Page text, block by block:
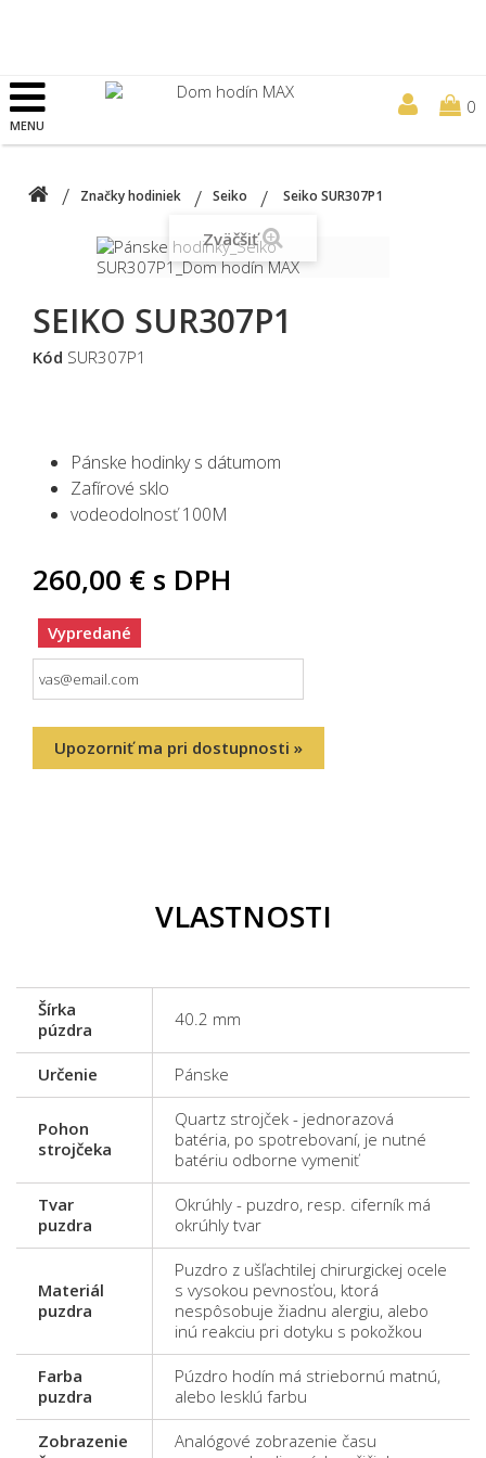
MENU
0
Značky hodiniek Seiko Seiko SUR307P1
Zväčšiť
SEIKO SUR307P1
Kód SUR307P1
Pánske hodinky s dátumom
Zafírové sklo
vodeodolnosť 100M
260,00 € s DPH
Vypredané
Upozorniť ma pri dostupnosti »
VLASTNOSTI
Šírka
púzdra
40.2 mm
Určenie Pánske
Pohon
strojčeka
Quartz strojček - jednorazová
batéria, po spotrebovaní, je nutné
batériu odborne vymeniť
Tvar
puzdra
Okrúhly - puzdro, resp. ciferník má
okrúhly tvar
Materiál
puzdra
Puzdro z ušľachtilej chirurgickej ocele
s vysokou pevnosťou, ktorá
nespôsobuje žiadnu alergiu, alebo
inú reakciu pri dotyku s pokožkou
Farba
puzdra
Púzdro hodín má striebornú matnú,
alebo lesklú farbu
Zobrazenie
Analógové zobrazenie času